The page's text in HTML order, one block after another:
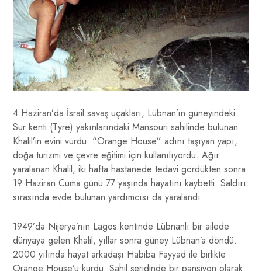
4 Haziran’da İsrail savaş uçakları, Lübnan’ın güneyindeki
Sur kenti (Tyre) yakınlarındaki Mansouri sahilinde bulunan
Khalil’in evini vurdu. “Orange House” adını taşıyan yapı,
doğa turizmi ve çevre eğitimi için kullanılıyordu. Ağır
yaralanan Khalil, iki hafta hastanede tedavi gördükten sonra
19 Haziran Cuma günü 77 yaşında hayatını kaybetti. Saldırı
sırasında evde bulunan yardımcısı da yaralandı.
1949’da Nijerya’nın Lagos kentinde Lübnanlı bir ailede
dünyaya gelen Khalil, yıllar sonra güney Lübnan’a döndü.
2000 yılında hayat arkadaşı Habiba Fayyad ile birlikte
Orange House’u kurdu. Sahil şeridinde bir pansiyon olarak